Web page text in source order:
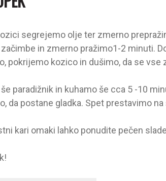
segrejemo olje ter zmerno
in zmerno pražimo1-2 minuti.
pokrijemo kozico in dušimo, da se vse
paradižnik in kuhamo še cca 5 -10
da postane gladka. Spet prestavimo
kari omaki lahko ponudite pečen